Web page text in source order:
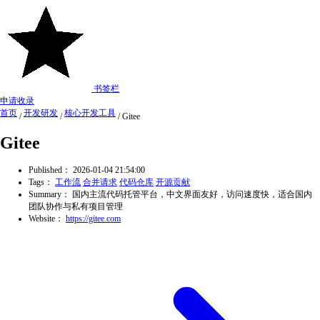
书签栏
申请收录
首页 / 开发研发 / 核心开发工具 / Gitee
Gitee
Published： 2026-01-04 21:54:00
Tags： 工作流 合并请求 代码仓库 开源贡献
Summary：
国内主流代码托管平台，中文界面友好，访问速度快，适合国内
团队协作与私有项目管理
Website： https://gitee.com